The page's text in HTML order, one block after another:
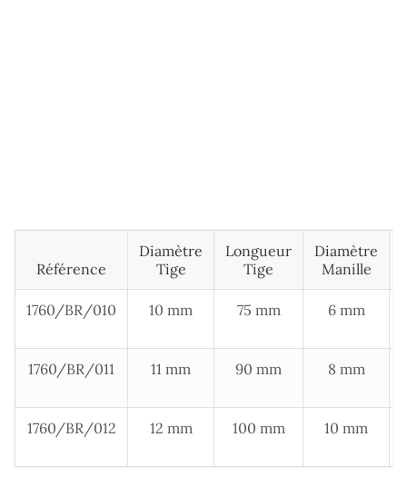
Référence
Diamètre
Tige
Longueur
Tige
Diamètre
Manille
1760/BR/010 10 mm 75 mm 6 mm
1760/BR/011 11 mm 90 mm 8 mm
1760/BR/012 12 mm 100 mm
10 mm